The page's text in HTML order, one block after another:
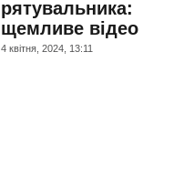
рятувальника:
щемливе відео
4 квiтня, 2024, 13:11